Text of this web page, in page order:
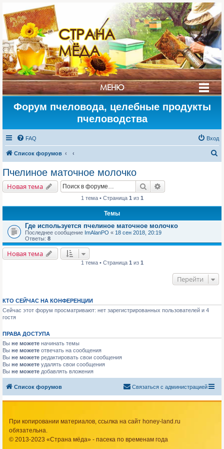
СТРАНА
МЁДА
МЕНЮ
Форум пчеловода, целебные продукты
пчеловодства
FAQ Вход
Список форумов
Пчелиное маточное молочко
Новая тема Поиск
1 тема • Страница 1 из 1
Темы
Где используется пчелиное маточное молочко
Последнее сообщение ImAlanPO « 18 сен 2018, 20:19
Ответы: 8
Новая тема
1 тема • Страница 1 из 1
Перейти
КТО СЕЙЧАС НА КОНФЕРЕНЦИИ
Сейчас этот форум просматривают: нет зарегистрированных пользователей и 4
гостя
ПРАВА ДОСТУПА
Вы не можете начинать темы
Вы не можете отвечать на сообщения
Вы не можете редактировать свои сообщения
Вы не можете удалять свои сообщения
Вы не можете добавлять вложения
Список форумов Связаться с администрацией
При копировании материалов, ссылка на сайт honey-land.ru
обязательна.
© 2013-2023 «Страна мёда» - пасека по временам года